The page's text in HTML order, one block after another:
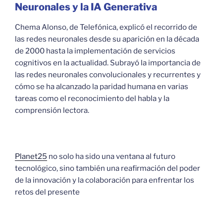
Neuronales y la IA Generativa
Chema Alonso, de Telefónica, explicó el recorrido de
las redes neuronales desde su aparición en la década
de 2000 hasta la implementación de servicios
cognitivos en la actualidad. Subrayó la importancia de
las redes neuronales convolucionales y recurrentes y
cómo se ha alcanzado la paridad humana en varias
tareas como el reconocimiento del habla y la
comprensión lectora.
Planet25 no solo ha sido una ventana al futuro
tecnológico, sino también una reafirmación del poder
de la innovación y la colaboración para enfrentar los
retos del presente